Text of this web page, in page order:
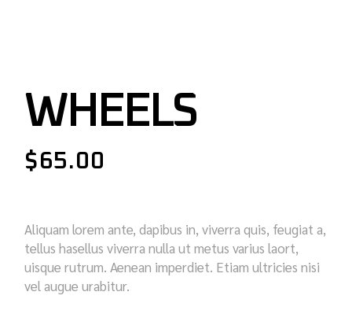
WHEELS
$65.00
Aliquam lorem ante, dapibus in, viverra quis, feugiat a,
tellus hasellus viverra nulla ut metus varius laort,
uisque rutrum. Aenean imperdiet. Etiam ultricies nisi
vel augue urabitur.